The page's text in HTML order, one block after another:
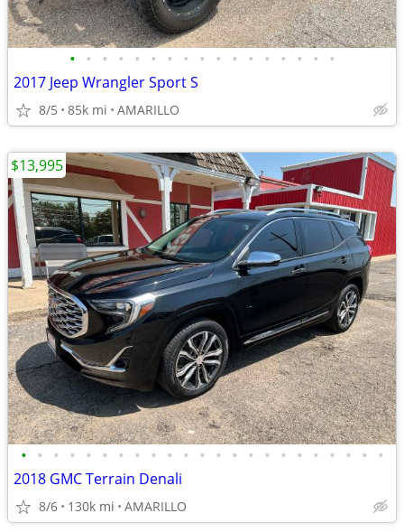
• • • • • • • • • • • • • • • • •
2017 Jeep Wrangler Sport S
8/5 85k mi AMARILLO
• • • • • • • • • • • • • • • • • • • • • • •
2018 GMC Terrain Denali
8/6 130k mi AMARILLO
$13,995